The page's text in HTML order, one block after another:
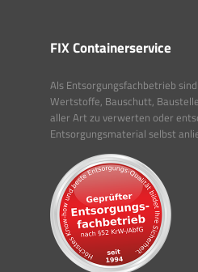
FIX Containerservice
Als Entsorgungsfachbetrieb
Wertstoffe, Bauschutt,
aller Art zu verwerten oder
Entsorgungsmaterial selbst